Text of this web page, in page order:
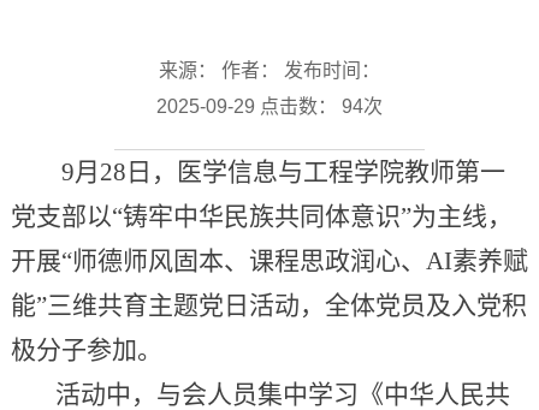
来源： 作者： 发布时间：
2025-09-29 点击数： 94次
9月28日，医学信息与工程学院教师第一
党支部以“铸牢中华民族共同体意识”为主线，
开展“师德师风固本、课程思政润心、AI素养赋
能”三维共育主题党日活动，全体党员及入党积
极分子参加。
活动中，与会人员集中学习《中华人民共